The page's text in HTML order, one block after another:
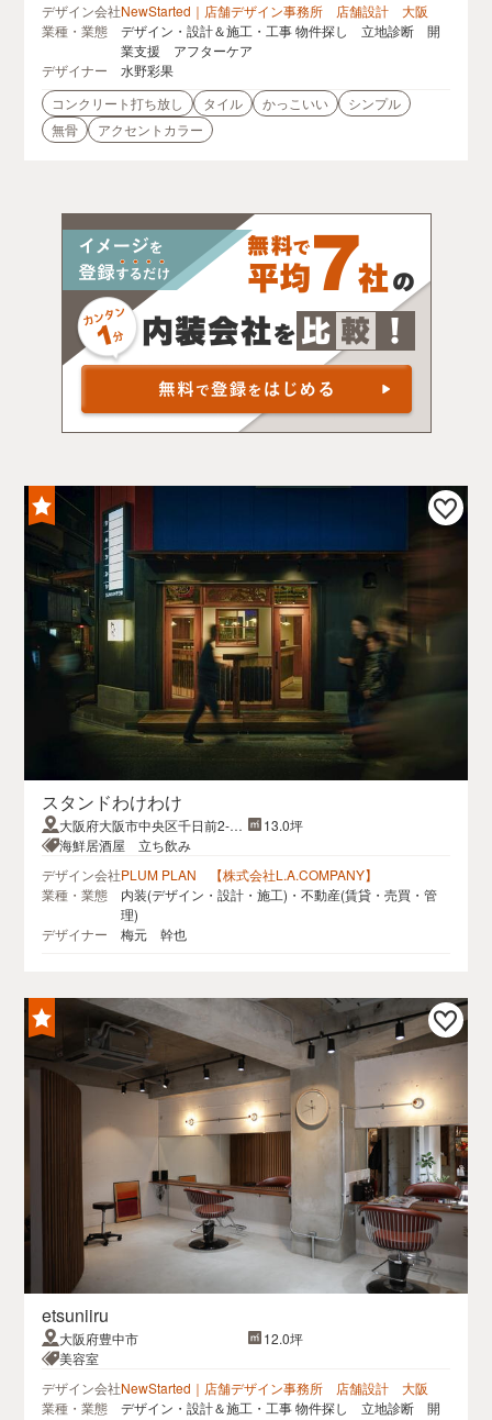
デザイン会社NewStarted｜店舗デザイン事務所 店舗設計 大阪
業種・業態
デザイン・設計＆施工・工事 物件探し 立地診断 開
業支援 アフターケア
デザイナー
水野彩果
コンクリート打ち放し
タイル かっこいい
シンプル
無骨
アクセントカラー
スタンドわけわけ
大阪府大阪市中央区千日前2-1-
9
13.0坪
海鮮居酒屋 立ち飲み
デザイン会社PLUM PLAN 【株式会社L.A.COMPANY】
業種・業態
内装(デザイン・設計・施工)・不動産(賃貸・売買・管
理)
デザイナー
梅元 幹也
etsuniiru
大阪府豊中市
12.0坪
美容室
デザイン会社NewStarted｜店舗デザイン事務所 店舗設計 大阪
業種・業態
デザイン・設計＆施工・工事 物件探し 立地診断 開